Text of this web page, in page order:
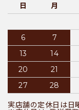
日
月
6
7
13
14
20
21
27
28
実店舗の定休日は日